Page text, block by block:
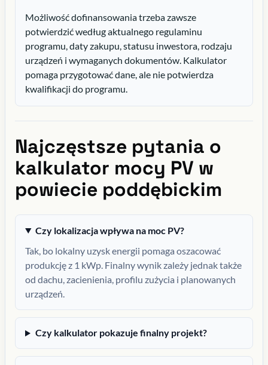
Możliwość dofinansowania trzeba zawsze
potwierdzić według aktualnego regulaminu
programu, daty zakupu, statusu inwestora, rodzaju
urządzeń i wymaganych dokumentów. Kalkulator
pomaga przygotować dane, ale nie potwierdza
kwalifikacji do programu.
Najczęstsze pytania o
kalkulator mocy PV w
powiecie poddębickim
Czy lokalizacja wpływa na moc PV?
Tak, bo lokalny uzysk energii pomaga oszacować
produkcję z 1 kWp. Finalny wynik zależy jednak także
od dachu, zacienienia, profilu zużycia i planowanych
urządzeń.
Czy kalkulator pokazuje finalny projekt?